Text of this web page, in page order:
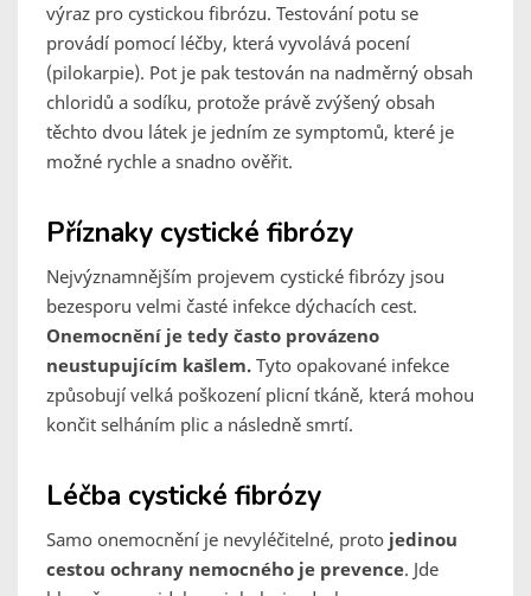
výraz pro cystickou fibrózu. Testování potu se
provádí pomocí léčby, která vyvolává pocení
(pilokarpie). Pot je pak testován na nadměrný obsah
chloridů a sodíku, protože právě zvýšený obsah
těchto dvou látek je jedním ze symptomů, které je
možné rychle a snadno ověřit.
Příznaky cystické fibrózy
Nejvýznamnějším projevem cystické fibrózy jsou
bezesporu velmi časté infekce dýchacích cest.
Onemocnění je tedy často provázeno
neustupujícím kašlem. Tyto opakované infekce
způsobují velká poškození plicní tkáně, která mohou
končit selháním plic a následně smrtí.
Léčba cystické fibrózy
Samo onemocnění je nevyléčitelné, proto jedinou
cestou ochrany nemocného je prevence. Jde